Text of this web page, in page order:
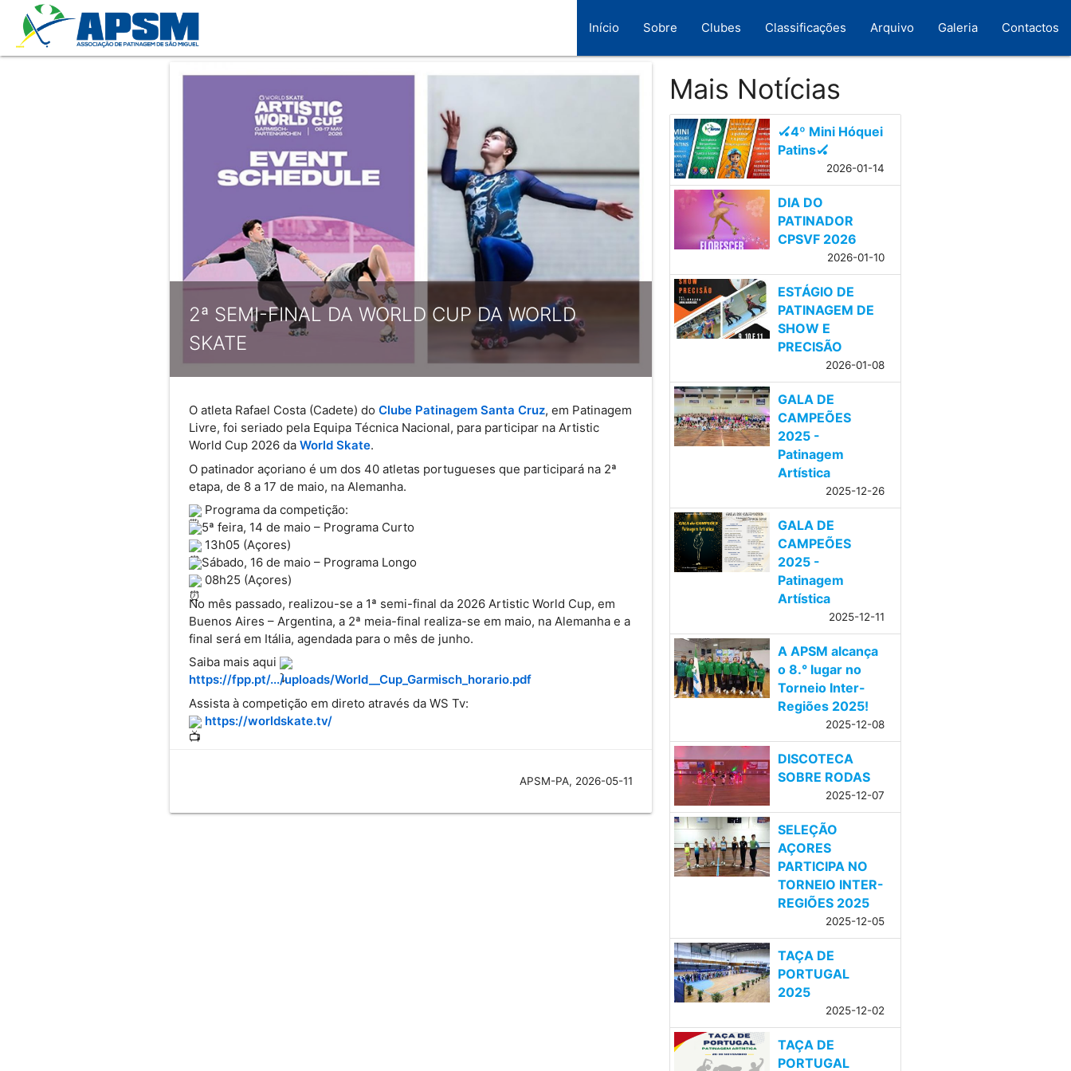
Início Sobre Clubes Classificações Arquivo Galeria Contactos
2ª SEMI-FINAL DA WORLD CUP DA WORLD
SKATE
O atleta Rafael Costa (Cadete) do Clube Patinagem Santa Cruz, em Patinagem
Livre, foi seriado pela Equipa Técnica Nacional, para participar na Artistic
World Cup 2026 da World Skate.
O patinador açoriano é um dos 40 atletas portugueses que participará na 2ª
etapa, de 8 a 17 de maio, na Alemanha.
Programa da competição:
5ª feira, 14 de maio – Programa Curto
13h05 (Açores)
Sábado, 16 de maio – Programa Longo
08h25 (Açores)
No mês passado, realizou-se a 1ª semi-final da 2026 Artistic World Cup, em
Buenos Aires – Argentina, a 2ª meia-final realiza-se em maio, na Alemanha e a
final será em Itália, agendada para o mês de junho.
Saiba mais aqui
https://fpp.pt/.../uploads/World__Cup_Garmisch_horario.pdf
Assista à competição em direto através da WS Tv:
https://worldskate.tv/
APSM-PA, 2026-05-11
Mais Notícias
🏑4º Mini Hóquei
Patins🏑
2026-01-14
DIA DO
PATINADOR
CPSVF 2026
2026-01-10
ESTÁGIO DE
PATINAGEM DE
SHOW E
PRECISÃO
2026-01-08
GALA DE
CAMPEÕES
2025 -
Patinagem
Artística
2025-12-26
GALA DE
CAMPEÕES
2025 -
Patinagem
Artística
2025-12-11
A APSM alcança
o 8.° lugar no
Torneio Inter-
Regiões 2025!
2025-12-08
DISCOTECA
SOBRE RODAS
2025-12-07
SELEÇÃO
AÇORES
PARTICIPA NO
TORNEIO INTER-
REGIÕES 2025
2025-12-05
TAÇA DE
PORTUGAL
2025
2025-12-02
TAÇA DE
PORTUGAL